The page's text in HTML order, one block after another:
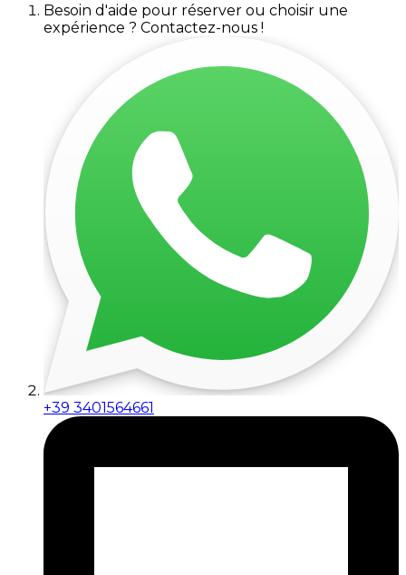
Besoin d'aide pour réserver ou choisir une
expérience ? Contactez-nous !
+39 3401564661